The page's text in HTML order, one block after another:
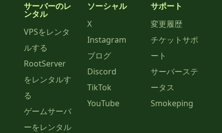
サーバーのレ
ンタル
VPSをレンタ
ルする
RootServer
をレンタルす
る
ゲームサーバ
ーをレンタル
ソーシャル
X
Instagram
ブログ
Discord
TikTok
YouTube
サポート
変更履歴
チケットサポ
ート
サーバーステ
ータス
Smokeping